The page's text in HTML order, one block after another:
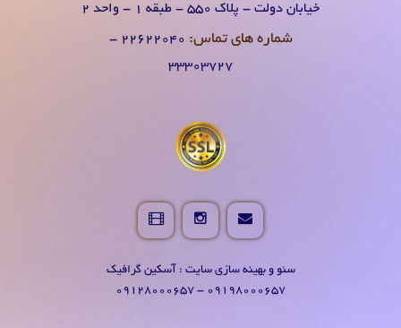
خیابان دولت - پلاک 550 - طبقه 1 - واحد 2
شماره های تماس:
۲۲۶۲۲۰۴0 -
۳۳۳۰۳۷۲۷
سئو و بهینه سازی سایت : آسکین گرافیک
09198000657 - 09128000657